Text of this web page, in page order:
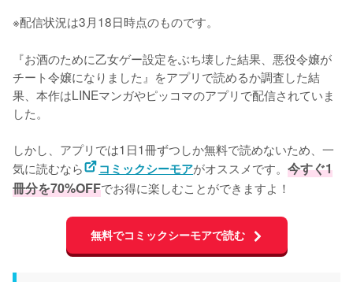
※配信状況は3月18日時点のものです。
『お酒のために乙女ゲー設定をぶち壊した結果、悪役令嬢が
チート令嬢になりました』をアプリで読めるか調査した結
果、本作はLINEマンガやピッコマのアプリで配信されていま
した。
しかし、アプリでは1日1冊ずつしか無料で読めないため、一
気に読むなら
コミックシーモアがオススメです。今すぐ1
冊分を70%OFFでお得に楽しむことができますよ！
無料でコミックシーモアで読む